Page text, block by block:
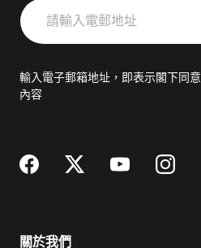
請
輸
郵
輸入電子郵箱地址，即表示閣下同意
內容
關於我們